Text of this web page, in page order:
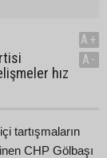
hız
A+
A-
tartışmaların
CHP Gölbaşı